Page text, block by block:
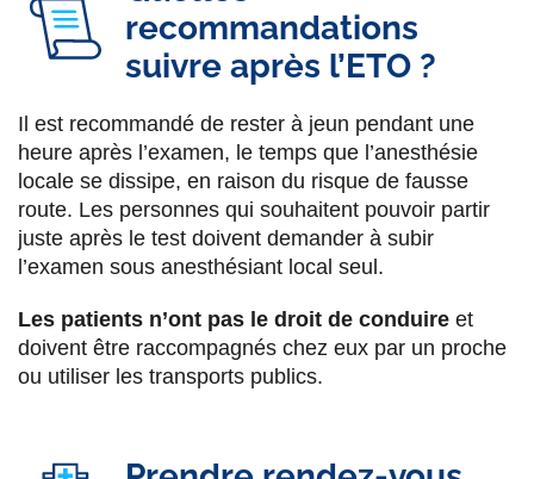
recommandations
suivre après l’ETO ?
Il est recommandé de rester à jeun pendant une
heure après l’examen, le temps que l’anesthésie
locale se dissipe, en raison du risque de fausse
route. Les personnes qui souhaitent pouvoir partir
juste après le test doivent demander à subir
l’examen sous anesthésiant local seul.
Les patients n’ont pas le droit de conduire et
doivent être raccompagnés chez eux par un proche
ou utiliser les transports publics.